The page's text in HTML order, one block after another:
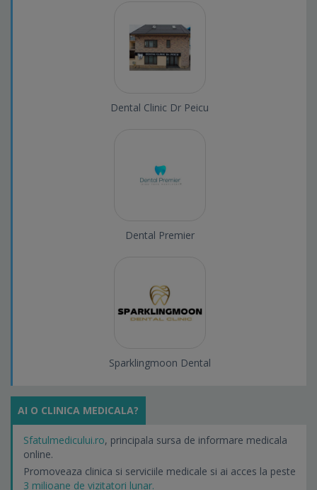
Dental Clinic Dr Peicu
Dental Premier
Sparklingmoon Dental
AI O CLINICA MEDICALA?
Sfatulmedicului.ro, principala sursa de informare medicala
online.
Promoveaza clinica si serviciile medicale si ai acces la peste
3 milioane de vizitatori lunar.